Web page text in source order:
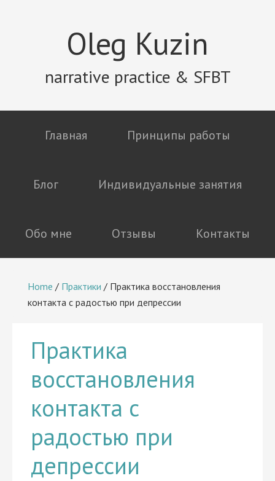
Oleg Kuzin
narrative practice & SFBT
Главная Принципы работы
Блог Индивидуальные занятия
Обо мне Отзывы Контакты
Home / Практики / Практика восстановления
контакта с радостью при депрессии
Практика
восстановления
контакта с
радостью при
депрессии